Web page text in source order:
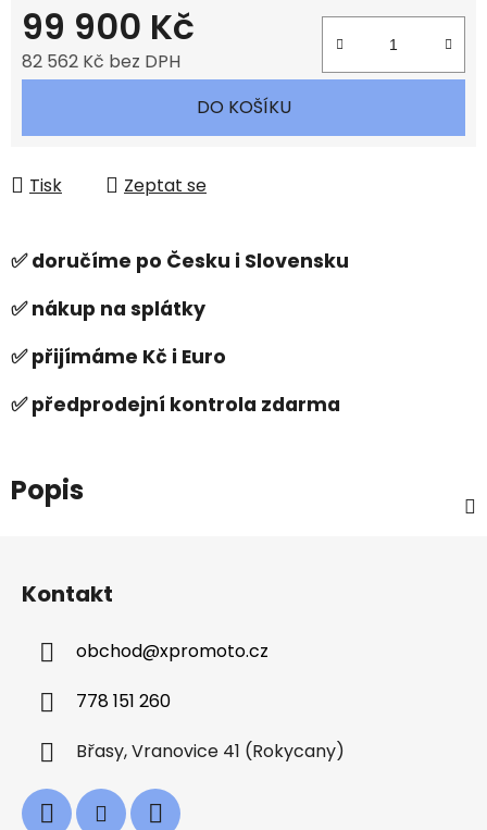
99 900 Kč
82 562 Kč bez DPH
DO KOŠÍKU
Tisk Zeptat se
✅ doručíme po Česku i Slovensku
✅ nákup na splátky
✅ přijímáme Kč i Euro
✅ předprodejní kontrola zdarma
Popis
Kontakt
obchod@xpromoto.cz
778 151 260
Břasy, Vranovice 41 (Rokycany)